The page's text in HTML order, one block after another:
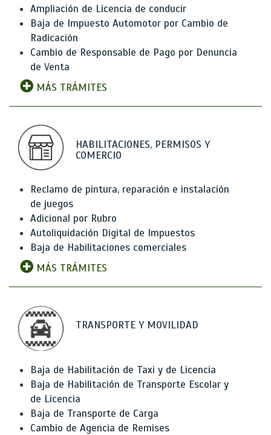
Ampliación de Licencia de conducir
Baja de Impuesto Automotor por Cambio de
Radicación
Cambio de Responsable de Pago por Denuncia
de Venta
MÁS TRÁMITES
HABILITACIONES, PERMISOS Y
COMERCIO
Reclamo de pintura, reparación e instalación
de juegos
Adicional por Rubro
Autoliquidación Digital de Impuestos
Baja de Habilitaciones comerciales
MÁS TRÁMITES
TRANSPORTE Y MOVILIDAD
Baja de Habilitación de Taxi y de Licencia
Baja de Habilitación de Transporte Escolar y
de Licencia
Baja de Transporte de Carga
Cambio de Agencia de Remises